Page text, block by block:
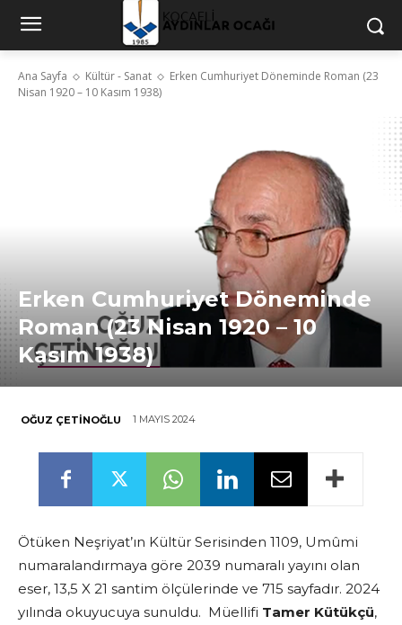
Ana Sayfa Kültür - Sanat
Erken Cumhuriyet Döneminde Roman (23
Nisan 1920 – 10 Kasım 1938)
Erken Cumhuriyet Döneminde
Roman (23 Nisan 1920 – 10
Kasım 1938)
OĞUZ ÇETINOĞLU 1 MAYIS 2024
Ötüken Neşriyat’ın Kültür Serisinden 1109, Umûmi
numaralandırmaya göre 2039 numaralı yayını olan
eser, 13,5 X 21 santim ölçülerinde ve 715 sayfadır. 2024
yılında okuyucuya sunuldu. Müellifi Tamer Kütükçü,